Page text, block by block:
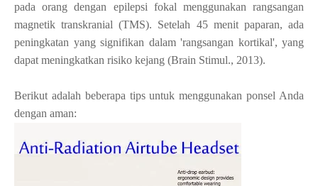
pada orang dengan epilepsi fokal menggunakan rangsangan
magnetik transkranial (TMS). Setelah 45 menit paparan, ada
peningkatan yang signifikan dalam 'rangsangan kortikal', yang
dapat meningkatkan risiko kejang (Brain Stimul., 2013).
Berikut adalah beberapa tips untuk menggunakan ponsel Anda
dengan aman: